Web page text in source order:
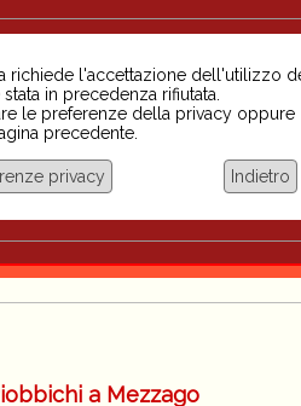
iniziative
Scuola BINARI
le scuole 2023-2024
Link
Chi siamo
Docenti contro
richiede l'accettazione dell'utilizzo
in precedenza rifiutata.
le preferenze della privacy oppure
precedente.
privacy Indietro
a Mezzago